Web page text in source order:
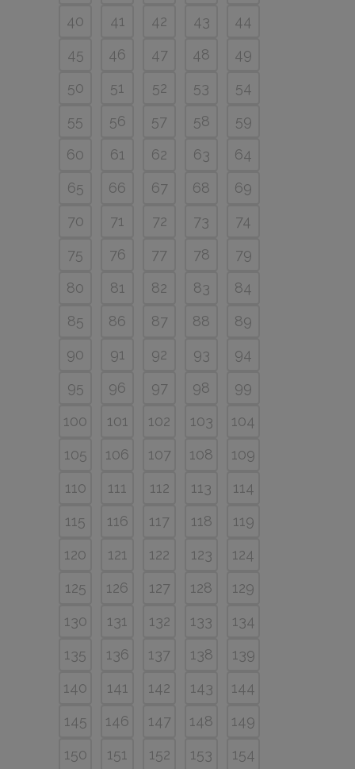
40
41 42 43
44
45
46 47 48
49
50
51 52 53
54
55
56 57 58
59
60
61 62 63
64
65
66 67 68
69
70
71 72 73
74
75
76 77 78
79
80
81 82 83
84
85
86 87 88
89
90
91 92 93
94
95
96 97 98
99
100
101 102 103
104
105
106 107 108
109
110
111 112 113
114
115
116 117 118
119
120
121 122 123
124
125
126 127 128
129
130
131 132 133
134
135
136 137 138
139
140
141 142 143
144
145
146 147 148
149
150
151 152 153
154